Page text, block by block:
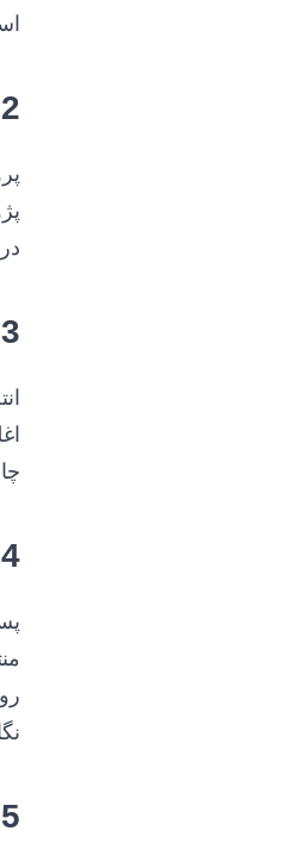
2. تدوین پروپوزال قدرتمند
3. روش‌شناسی تحقیق (کیفی، کمی، ترکیبی)
4. تحلیل داده‌ها و نگارش فصول
5. نگارش نتیجه‌گیری و چکیده